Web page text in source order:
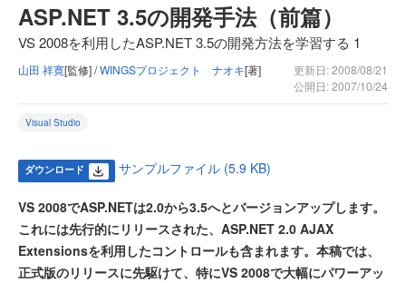
ASP.NET 3.5の開発手法（前篇）
VS 2008を利用したASP.NET 3.5の開発方法を学習する 1
山田 祥寛[監修] /WINGSプロジェクト ナオキ[著]
更新日: 2008/08/21
公開日: 2007/10/24
Visual Studio
ダウンロード サンプルファイル (5.9 KB)
VS 2008でASP.NETは2.0から3.5へとバージョンアップします。
これには先行的にリリースされた、ASP.NET 2.0 AJAX
Extensionsを利用したコントロールも含まれます。本稿では、
正式版のリリースに先駆けて、特にVS 2008で大幅にパワーアッ